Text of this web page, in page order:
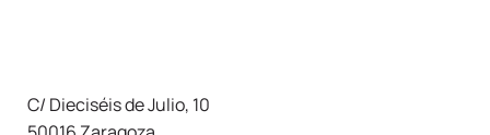
C/ Dieciséis de Julio, 10